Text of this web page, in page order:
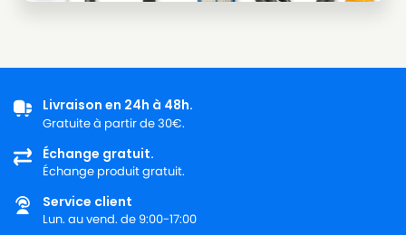
Livraison en 24h à 48h.
Gratuite à partir de 30€.
Échange gratuit.
Échange produit gratuit.
Service client
Lun. au vend. de 9:00-17:00